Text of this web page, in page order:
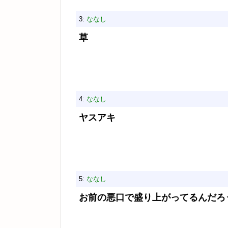
3: ななし
草
4: ななし
ヤスアキ
5: ななし
お前の悪口で盛り上がってるんだろ